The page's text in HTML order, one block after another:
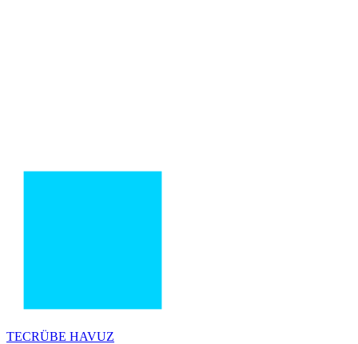
TECRÜBE HAVUZ